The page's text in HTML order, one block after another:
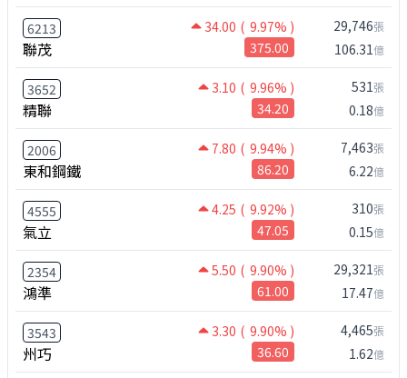
6213 34.00 ( 9.97% )
聯茂 375.00
29,746張
106.31億
3652 3.10 ( 9.96% )
精聯 34.20
531張
0.18億
2006 7.80 ( 9.94% )
東和鋼鐵 86.20
7,463張
6.22億
4555 4.25 ( 9.92% )
氣立 47.05
310張
0.15億
2354 5.50 ( 9.90% )
鴻準 61.00
29,321張
17.47億
3543 3.30 ( 9.90% )
州巧 36.60
4,465張
1.62億